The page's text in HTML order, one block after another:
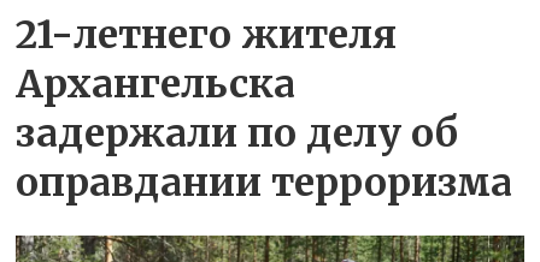
21-летнего жителя
Архангельска
задержали по делу об
оправдании терроризма